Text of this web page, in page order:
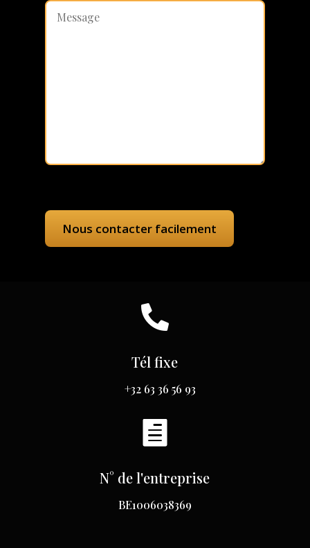

Tél fixe
+32 63 36 56 93

N° de l'entreprise
BE1006038369